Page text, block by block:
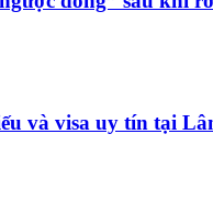
và visa uy tín tại